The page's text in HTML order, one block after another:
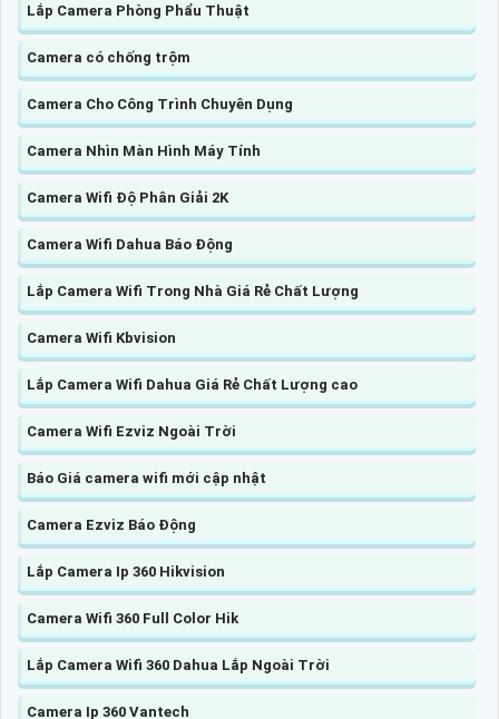
Lắp Camera Phòng Phẩu Thuật
Camera có chống trộm
Camera Cho Công Trình Chuyên Dụng
Camera Nhìn Màn Hình Máy Tính
Camera Wifi Độ Phân Giải 2K
Camera Wifi Dahua Báo Động
Lắp Camera Wifi Trong Nhà Giá Rẻ Chất Lượng
Camera Wifi Kbvision
Lắp Camera Wifi Dahua Giá Rẻ Chất Lượng cao
Camera Wifi Ezviz Ngoài Trời
Báo Giá camera wifi mới cập nhật
Camera Ezviz Báo Động
Lắp Camera Ip 360 Hikvision
Camera Wifi 360 Full Color Hik
Lắp Camera Wifi 360 Dahua Lắp Ngoài Trời
Camera Ip 360 Vantech